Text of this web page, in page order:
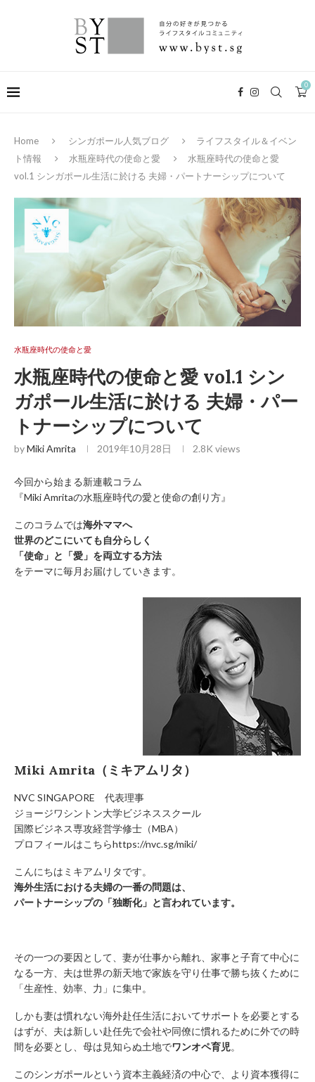
0
Home シンガポール人気ブログ
ライフスタイル＆イベン
ト情報
水瓶座時代の使命と愛
水瓶座時代の使命と愛
vol.1 シンガポール生活に於ける 夫婦・パートナーシップについて
水瓶座時代の使命と愛
水瓶座時代の使命と愛 vol.1 シン
ガポール生活に於ける 夫婦・パー
トナーシップについて
byMiki Amrita 2019年10月28日 2.8K views
今回から始まる新連載コラム
『Miki Amritaの水瓶座時代の愛と使命の創り方』
このコラムでは海外ママへ
世界のどこにいても自分らしく
「使命」と「愛」を両立する方法
をテーマに毎月お届けしていきます。
Miki Amrita（ミキアムリタ）
NVC SINGAPORE 代表理事
ジョージワシントン大学ビジネススクール
国際ビジネス専攻経営学修士（MBA）
プロフィールはこちらhttps://nvc.sg/miki/
こんにちはミキアムリタです。
海外生活における夫婦の一番の問題は、
パートナーシップの「独断化」と言われています。
その一つの要因として、妻が仕事から離れ、家事と子育て中心に
なる一方、夫は世界の新天地で家族を守り仕事で勝ち抜くために
「生産性、効率、力」に集中。
しかも妻は慣れない海外赴任生活においてサポートを必要とする
はずが、夫は新しい赴任先で会社や同僚に慣れるために外での時
間を必要とし、母は見知らぬ土地でワンオペ育児。
このシンガポールという資本主義経済の中心で、より資本獲得に